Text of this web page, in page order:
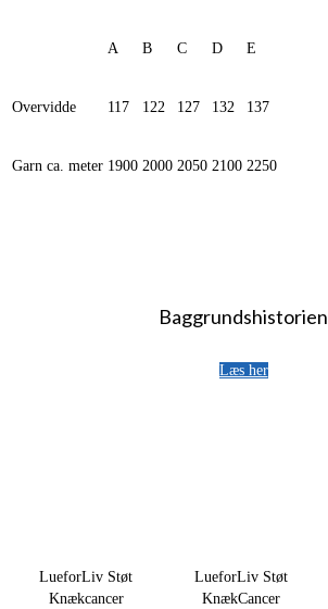
A B C D E
Overvidde 117 122 127 132 137
Garn ca. meter 1900 2000 2050 2100 2250
Baggrundshistorien
Læs her
LueforLiv Støt
Knækcancer
LueforLiv Støt
KnækCancer